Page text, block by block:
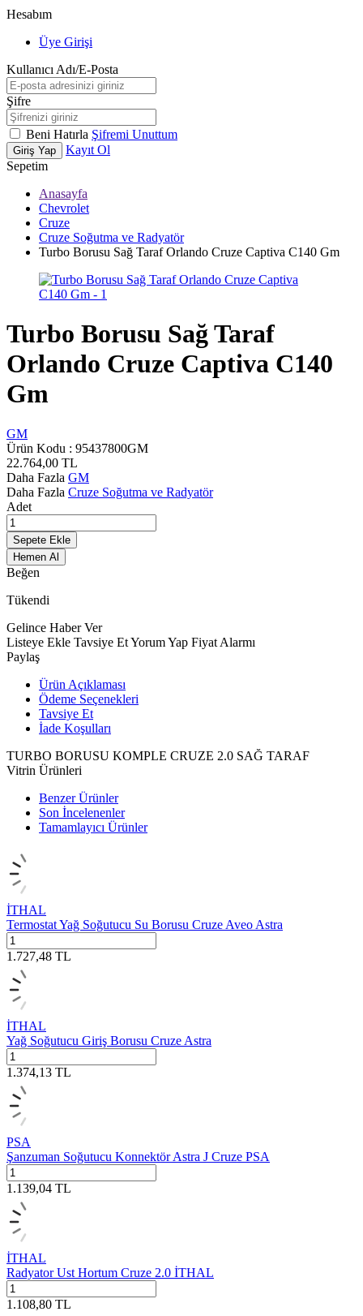
Hesabım
Üye Girişi
Kullanıcı Adı/E-Posta
Şifre
Beni Hatırla Şifremi Unuttum
Giriş Yap
Kayıt Ol
Sepetim
Anasayfa
Chevrolet
Cruze
Cruze Soğutma ve Radyatör
Turbo Borusu Sağ Taraf Orlando Cruze Captiva C140 Gm
Turbo Borusu Sağ Taraf
Orlando Cruze Captiva C140
Gm
GM
Ürün Kodu : 95437800GM
22.764,00 TL
Daha Fazla GM
Daha Fazla Cruze Soğutma ve Radyatör
Adet
Sepete Ekle
Hemen Al
Beğen
Tükendi
Gelince Haber Ver
Listeye Ekle Tavsiye EtYorum Yap Fiyat Alarmı
Paylaş
Ürün Açıklaması
Ödeme Seçenekleri
Tavsiye Et
İade Koşulları
TURBO BORUSU KOMPLE CRUZE 2.0 SAĞ TARAF
Vitrin Ürünleri
Benzer Ürünler
Son İncelenenler
Tamamlayıcı Ürünler
İTHAL
Termostat Yağ Soğutucu Su Borusu Cruze Aveo Astra
1.727,48 TL
İTHAL
Yağ Soğutucu Giriş Borusu Cruze Astra
1.374,13 TL
PSA
Şanzuman Soğutucu Konnektör Astra J Cruze PSA
1.139,04 TL
İTHAL
Radyator Ust Hortum Cruze 2.0 İTHAL
1.108,80 TL